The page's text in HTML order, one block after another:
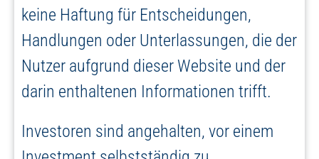
keine Haftung für Entscheidungen,
Handlungen oder Unterlassungen, die der
Nutzer aufgrund dieser Website und der
darin enthaltenen Informationen trifft.
Investoren sind angehalten, vor einem